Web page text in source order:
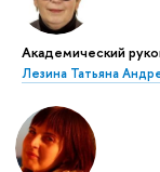
Академический
Лезина Татьяна